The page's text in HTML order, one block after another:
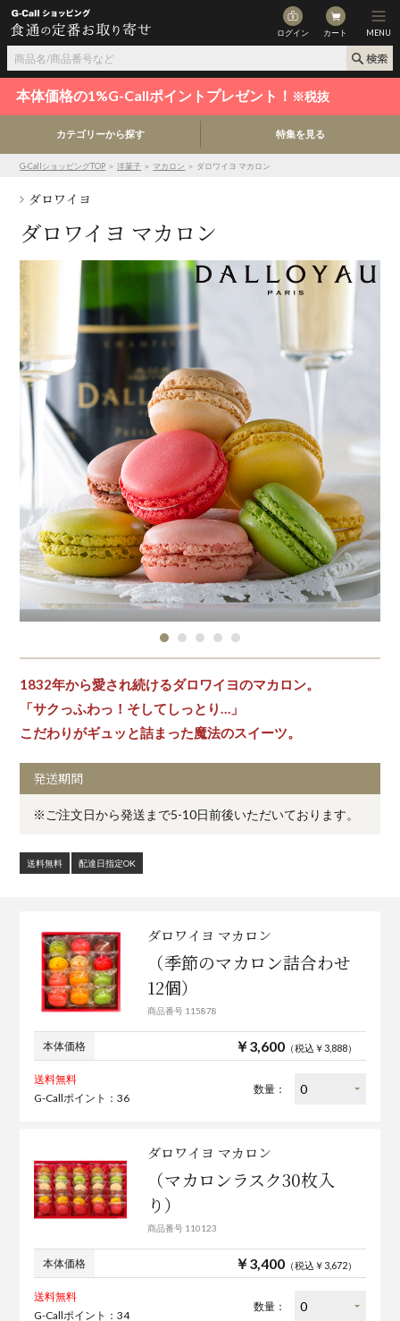
ログイン カート MENU
本体価格の1%G-Callポイントプレゼント！ ※税抜
カテゴリーから探す 特集を見る
G-CallショッピングTOP ＞洋菓子 ＞ マカロン ＞ ダロワイヨ マカロン
ダロワイヨ
ダロワイヨ マカロン
1832年から愛され続けるダロワイヨのマカロン。
「サクっふわっ！そしてしっとり…」
こだわりがギュッと詰まった魔法のスイーツ。
発送期間
※ご注文日から発送まで5-10日前後いただいております。
送料無料 配達日指定OK
ダロワイヨ マカロン
（季節のマカロン詰合わせ
12個）
商品番号 115878
本体価格 ￥3,600（税込￥3,888）
送料無料
G-Callポイント：36
数量：
ダロワイヨ マカロン
（マカロンラスク30枚入
り）
商品番号 110123
本体価格 ￥3,400（税込￥3,672）
送料無料
G-Callポイント：34
数量：